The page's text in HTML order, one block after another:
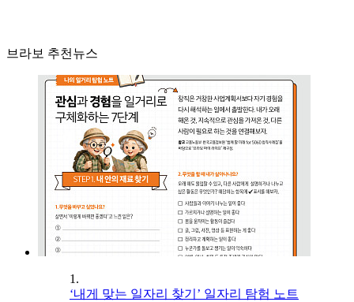
브라보 추천뉴스
1.
‘내게 맞는 일자리 찾기’ 일자리 탐험 노트